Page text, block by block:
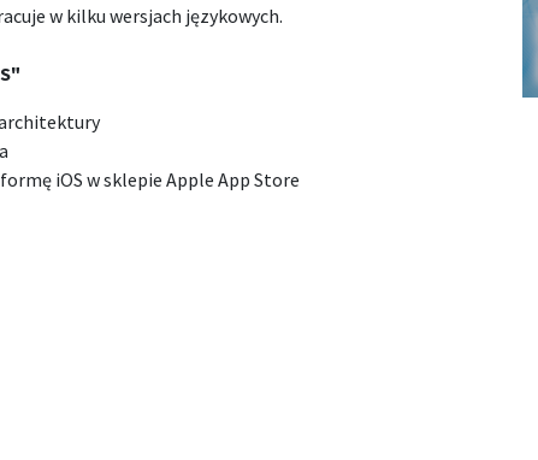
w kilku wersjach językowych.
iOS w sklepie Apple App Store